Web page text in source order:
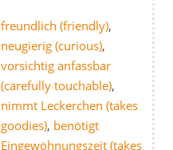
freundlich (friendly),
neugierig (curious),
vorsichtig anfassbar
(carefully touchable),
nimmt Leckerchen (takes
goodies), benötigt
Eingewöhnungszeit (takes